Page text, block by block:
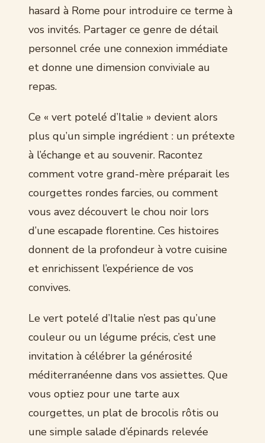
hasard à Rome pour introduire ce terme à
vos invités. Partager ce genre de détail
personnel crée une connexion immédiate
et donne une dimension conviviale au
repas.
Ce « vert potelé d’Italie » devient alors
plus qu’un simple ingrédient : un prétexte
à l’échange et au souvenir. Racontez
comment votre grand-mère préparait les
courgettes rondes farcies, ou comment
vous avez découvert le chou noir lors
d’une escapade florentine. Ces histoires
donnent de la profondeur à votre cuisine
et enrichissent l’expérience de vos
convives.
Le vert potelé d’Italie n’est pas qu’une
couleur ou un légume précis, c’est une
invitation à célébrer la générosité
méditerranéenne dans vos assiettes. Que
vous optiez pour une tarte aux
courgettes, un plat de brocolis rôtis ou
une simple salade d’épinards relevée